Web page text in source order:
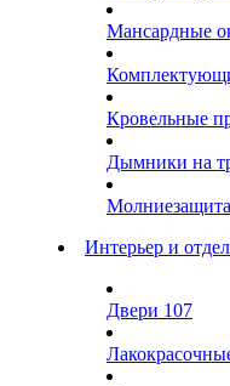
Мансардные
Кровельные
Дымники на
Молниезащита
Интерьер и
Двери 107